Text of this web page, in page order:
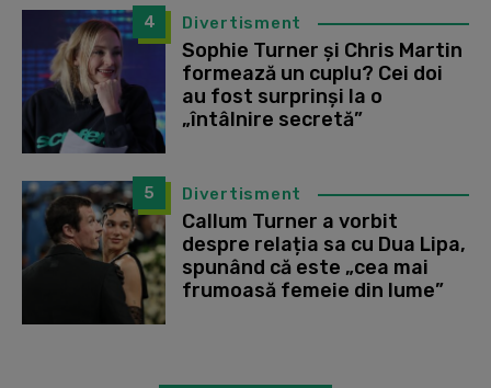
4 Divertisment
Sophie Turner și Chris Martin
formează un cuplu? Cei doi
au fost surprinși la o
„întâlnire secretă”
5 Divertisment
Callum Turner a vorbit
despre relația sa cu Dua Lipa,
spunând că este „cea mai
frumoasă femeie din lume”